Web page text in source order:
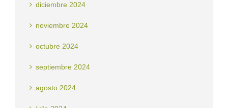
diciembre 2024
noviembre 2024
octubre 2024
septiembre 2024
agosto 2024